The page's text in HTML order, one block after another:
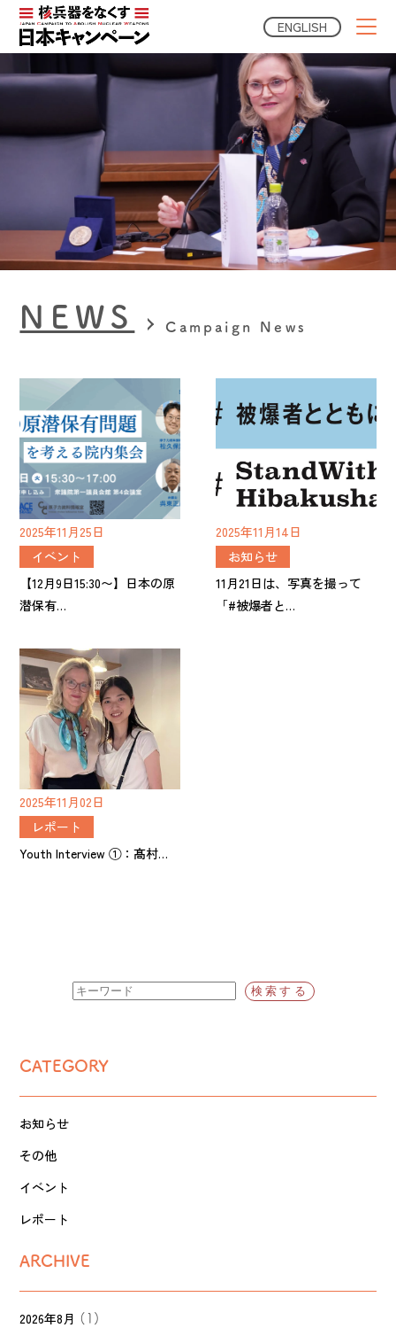
ENGLISH
NEWS Campaign News
2025年11月25日
イベント
【12月9日15:30〜】日本の原
潜保有…
2025年11月14日
お知らせ
11月21日は、写真を撮って
「#被爆者と…
2025年11月02日
レポート
Youth Interview ①：髙村…
CATEGORY
お知らせ
その他
イベント
レポート
ARCHIVE
2026年8月 (1)